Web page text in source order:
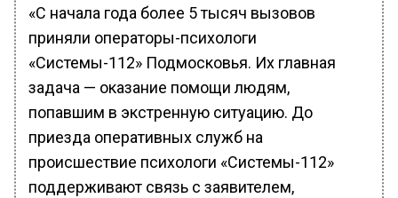
«С начала года более 5 тысяч вызовов
приняли операторы-психологи
«Системы-112» Подмосковья. Их главная
задача — оказание помощи людям,
попавшим в экстренную ситуацию. До
приезда оперативных служб на
происшествие психологи «Системы-112»
поддерживают связь с заявителем,